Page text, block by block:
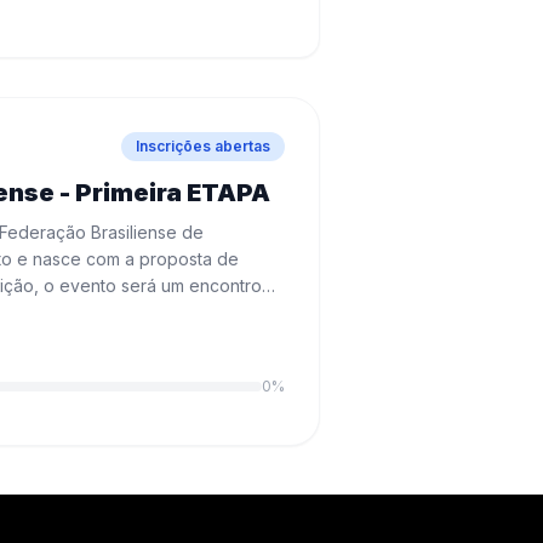
Inscrições abertas
- Primeira ETAPA
Brasiliense de
e nasce com a proposta de
o evento será um encontro
mínimo, 1 (uma) atleta do
federados e não federados,
vaga para a Etapa Final do
0%